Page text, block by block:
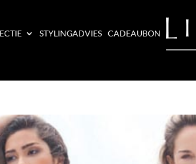
STYLINGADVIES CADEAUBON